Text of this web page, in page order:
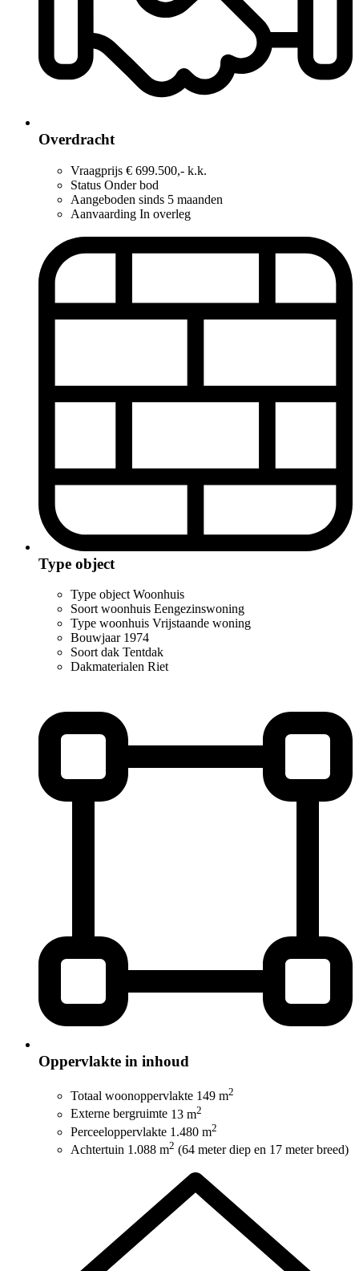
Overdracht
Vraagprijs € 699.500,- k.k.
Status Onder bod
Aangeboden sinds 5 maanden
Aanvaarding In overleg
Type object
Type object Woonhuis
Soort woonhuis Eengezinswoning
Type woonhuis Vrijstaande woning
Bouwjaar 1974
Soort dak Tentdak
Dakmaterialen Riet
Oppervlakte in inhoud
Totaal woonoppervlakte 149 m2
Externe bergruimte 13 m2
Perceeloppervlakte 1.480 m2
Achtertuin 1.088 m2 (64 meter diep en 17 meter breed)